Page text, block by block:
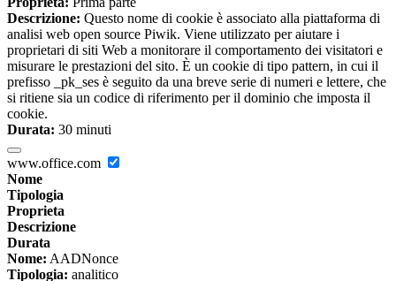
Descrizione: Questo nome di cookie è associato alla piattaforma di
analisi web open source Piwik. Viene utilizzato per aiutare i
proprietari di siti Web a monitorare il comportamento dei visitatori e
misurare le prestazioni del sito. È un cookie di tipo pattern, in cui il
prefisso _pk_ses è seguito da una breve serie di numeri e lettere, che
si ritiene sia un codice di riferimento per il dominio che imposta il
cookie.
Durata: 30 minuti
www.office.com
Nome
Tipologia
Proprieta
Descrizione
Durata
Nome: AADNonce
Tipologia: analitico